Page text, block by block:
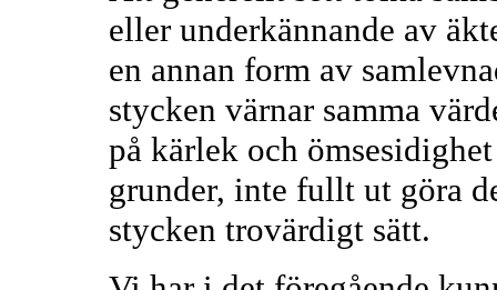
eller underkännande av
en annan form av
stycken värnar samma
på kärlek och
grunder, inte fullt ut göra
stycken trovärdigt sätt.